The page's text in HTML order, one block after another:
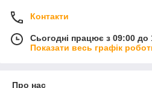
Контакти
Сьогодні працює з 09:00 до
Показати весь графік
Про нас